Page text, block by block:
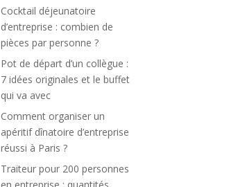
Cocktail déjeunatoire
d’entreprise : combien de
pièces par personne ?
Pot de départ d’un collègue :
7 idées originales et le buffet
qui va avec
Comment organiser un
apéritif dînatoire d’entreprise
réussi à Paris ?
Traiteur pour 200 personnes